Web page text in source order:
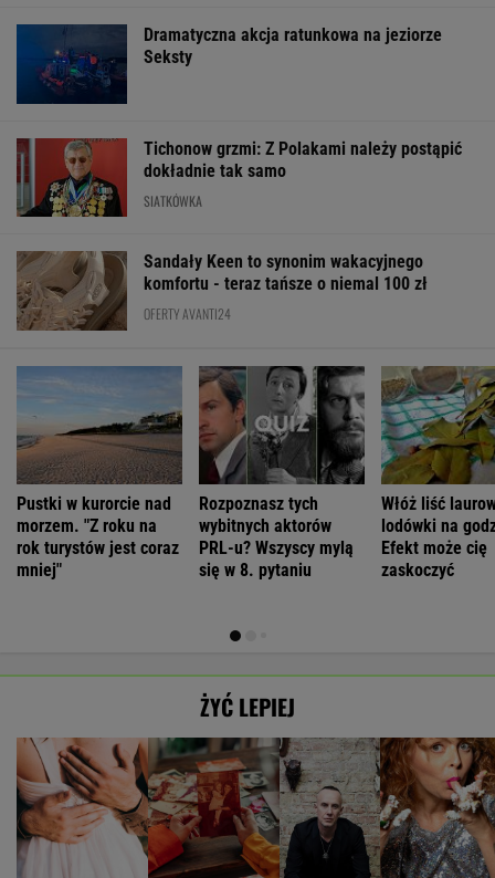
Dramatyczna akcja ratunkowa na jeziorze
Seksty
Tichonow grzmi: Z Polakami należy postąpić
dokładnie tak samo
SIATKÓWKA
Sandały Keen to synonim wakacyjnego
komfortu - teraz tańsze o niemal 100 zł
OFERTY AVANTI24
Pustki w kurorcie nad
morzem. "Z roku na
rok turystów jest coraz
mniej"
Rozpoznasz tych
wybitnych aktorów
PRL-u? Wszyscy mylą
się w 8. pytaniu
Włóż liść
lodówki na
Efekt może cię
zaskoczyć
ŻYĆ LEPIEJ